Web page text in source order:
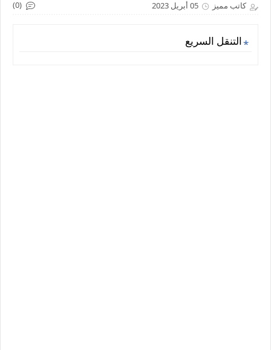
كاتب مميز 05 أبريل 2023 (0)
التنقل السريع